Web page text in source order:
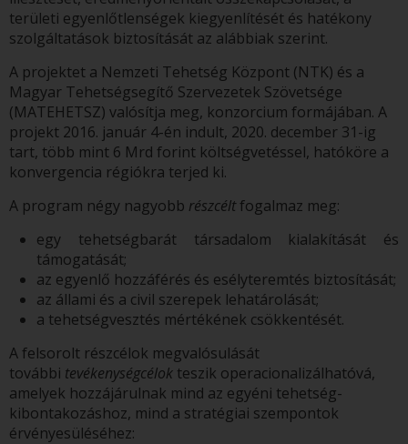
területi egyenlőtlenségek kiegyenlítését és hatékony
szolgáltatások biztosítását az alábbiak szerint.
A projektet a Nemzeti Tehetség Központ (NTK) és a
Magyar Tehetségsegítő Szervezetek Szövetsége
(MATEHETSZ) valósítja meg, konzorcium formájában. A
projekt 2016. január 4-én indult, 2020. december 31-ig
tart, több mint 6 Mrd forint költségvetéssel, hatóköre a
konvergencia régiókra terjed ki.
A program négy nagyobb részcéltfogalmaz meg:
egy tehetségbarát társadalom kialakítását és
támogatását;
az egyenlő hozzáférés és esélyteremtés biztosítását;
az állami és a civil szerepek lehatárolását;
a tehetségvesztés mértékének csökkentését.
A felsorolt részcélok megvalósulását
további tevékenységcélok teszik operacionalizálhatóvá,
amelyek hozzájárulnak mind az egyéni tehetség-
kibontakozáshoz, mind a stratégiai szempontok
érvényesüléséhez: